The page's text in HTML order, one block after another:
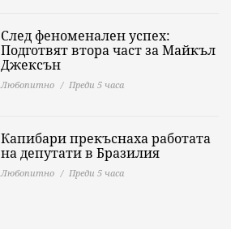
След феноменален успех:
Подготвят втора част за Майкъл
Джексън
Любопитно Преди 5 часа
Капибари прекъснаха работата
на депутати в Бразилия
Любопитно Преди 5 часа